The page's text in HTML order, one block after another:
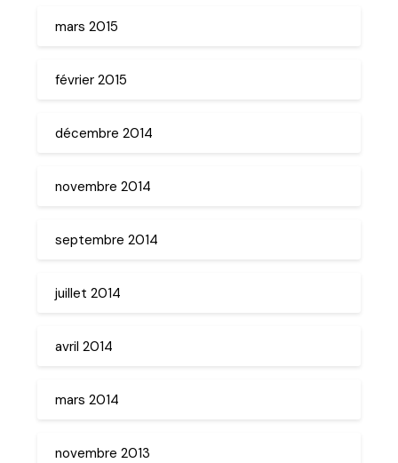
mars 2015
février 2015
décembre 2014
novembre 2014
septembre 2014
juillet 2014
avril 2014
mars 2014
novembre 2013